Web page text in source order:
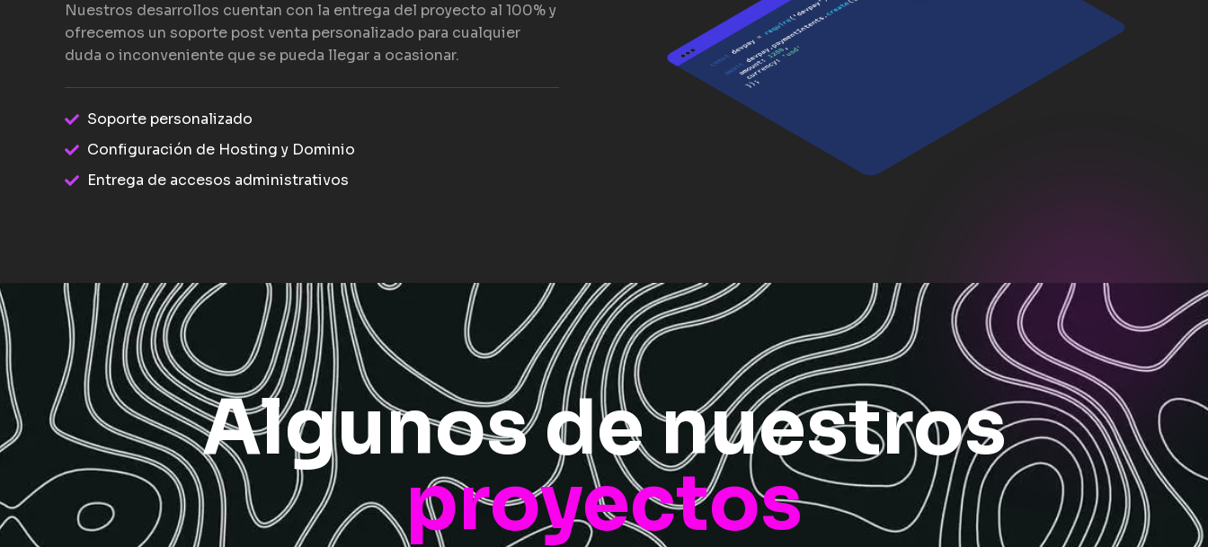
Nuestros desarrollos cuentan con la entrega del proyecto al 100% y
ofrecemos un soporte post venta personalizado para cualquier
duda o inconveniente que se pueda llegar a ocasionar.
Soporte personalizado
Configuración de Hosting y Dominio
Entrega de accesos administrativos
Algunos de nuestros
proyectos